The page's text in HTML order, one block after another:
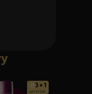
3+1
od 1 013 Kč